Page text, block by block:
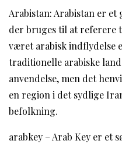
Arabistan: Arabistan er
der bruges til at referere
været arabisk indflydelse
traditionelle arabiske
anvendelse, men det
en region i det sydlige
befolkning.
arabkey – Arab Key er et